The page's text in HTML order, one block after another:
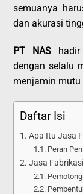
semuanya
dan akurasi
PT NAS
dengan selalu
menjamin mutu
Daftar Isi
Apa Itu Jasa
Peran
Jasa